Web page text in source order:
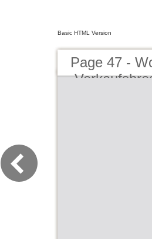
Basic HTML Version
Page 47 -